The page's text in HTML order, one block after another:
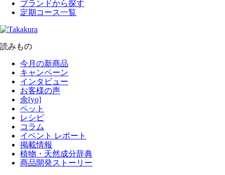
ブランドから探す
定期コース一覧
読みもの
今月の新商品
キャンペーン
インタビュー
お客様の声
余[yo]
ペット
レシピ
コラム
イベント レポート
掲載情報
植物・天然成分辞典
商品開発ストーリー